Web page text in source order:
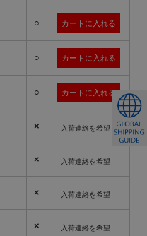
○
○
○
× 入荷連絡を希望
× 入荷連絡を希望
× 入荷連絡を希望
× 入荷連絡を希望